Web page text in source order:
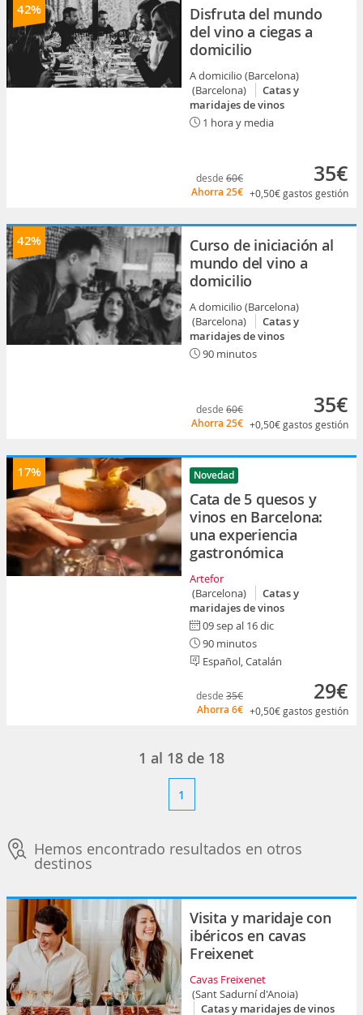
42%
Disfruta del mundo
del vino a ciegas a
domicilio
A domicilio (Barcelona)
(Barcelona)
Catas y
maridajes de vinos
1 hora y media
desde 60€
Ahorra 25€
35€
+0,50€gastos gestión
42%
Curso de iniciación al
mundo del vino a
domicilio
A domicilio (Barcelona)
(Barcelona)
Catas y
maridajes de vinos
90 minutos
desde 60€
Ahorra 25€
35€
+0,50€gastos gestión
17% Novedad
Cata de 5 quesos y
vinos en Barcelona:
una experiencia
gastronómica
Artefor
(Barcelona)
Catas y
maridajes de vinos
09 sep al 16 dic
90 minutos
Español, Catalán
desde 35€
Ahorra 6€
29€
+0,50€gastos gestión
1 al 18 de 18
1
Hemos encontrado resultados en otros
destinos
Visita y maridaje con
ibéricos en cavas
Freixenet
Cavas Freixenet
(Sant Sadurní d'Anoia)
Catas y maridajes de vinos